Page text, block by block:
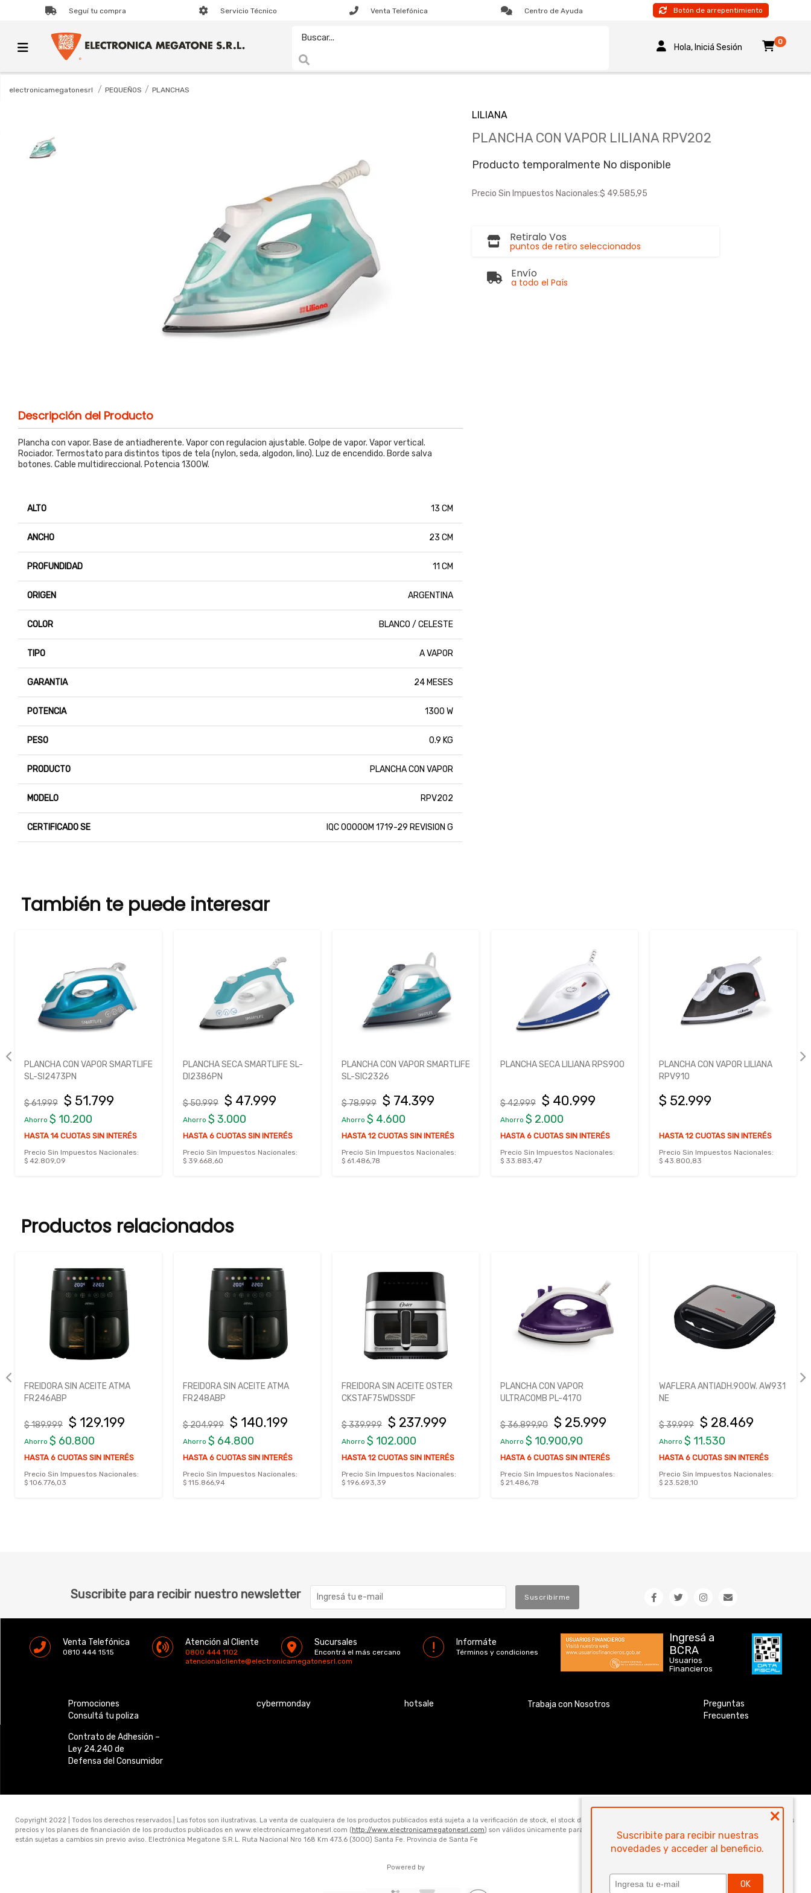
Seguí tu compra Servicio Técnico Venta Telefónica Centro de Ayuda Botón de arrepentimiento
Hola, Iniciá Sesión
0
electronicamegatonesrl PEQUEÑOS PLANCHAS
LILIANA
PLANCHA CON VAPOR LILIANA RPV202
Producto temporalmente No disponible
Precio Sin Impuestos Nacionales:$ 49.585,95
Retiralo Vos
puntos de retiro seleccionados
Envío
a todo el País
Descripción del Producto
Plancha con vapor. Base de antiadherente. Vapor con regulacion ajustable. Golpe de vapor. Vapor vertical.
Rociador. Termostato para distintos tipos de tela (nylon, seda, algodon, lino). Luz de encendido. Borde salva
botones. Cable multidireccional. Potencia 1300W.
ALTO 13 CM
ANCHO 23 CM
PROFUNDIDAD 11 CM
ORIGEN ARGENTINA
COLOR BLANCO / CELESTE
TIPO A VAPOR
GARANTIA 24 MESES
POTENCIA 1300 W
PESO 0.9 KG
PRODUCTO PLANCHA CON VAPOR
MODELO RPV202
CERTIFICADO SE IQC 00000M 1719-29 REVISION G
También te puede interesar
PLANCHA CON VAPOR SMARTLIFE
SL-SI2473PN
$ 61.999 $ 51.799
Ahorro $ 10.200
HASTA 14 CUOTAS SIN INTERÉS
Precio Sin Impuestos Nacionales:
$ 42.809,09
PLANCHA SECA SMARTLIFE SL-
DI2386PN
$ 50.999 $ 47.999
Ahorro $ 3.000
HASTA 6 CUOTAS SIN INTERÉS
Precio Sin Impuestos Nacionales:
$ 39.668,60
PLANCHA CON VAPOR SMARTLIFE
SL-SIC2326
$ 78.999 $ 74.399
Ahorro $ 4.600
HASTA 12 CUOTAS SIN INTERÉS
Precio Sin Impuestos Nacionales:
$ 61.486,78
PLANCHA SECA LILIANA RPS900
$ 42.999 $ 40.999
Ahorro $ 2.000
HASTA 6 CUOTAS SIN INTERÉS
Precio Sin Impuestos Nacionales:
$ 33.883,47
PLANCHA CON VAPOR LILIANA
RPV910
$ 52.999
HASTA 12 CUOTAS SIN INTERÉS
Precio Sin Impuestos Nacionales:
$ 43.800,83
Productos relacionados
FREIDORA SIN ACEITE ATMA
FR246ABP
$ 189.999 $ 129.199
Ahorro $ 60.800
HASTA 6 CUOTAS SIN INTERÉS
Precio Sin Impuestos Nacionales:
$ 106.776,03
FREIDORA SIN ACEITE ATMA
FR248ABP
$ 204.999 $ 140.199
Ahorro $ 64.800
HASTA 6 CUOTAS SIN INTERÉS
Precio Sin Impuestos Nacionales:
$ 115.866,94
FREIDORA SIN ACEITE OSTER
CKSTAF75WDSSDF
$ 339.999 $ 237.999
Ahorro $ 102.000
HASTA 12 CUOTAS SIN INTERÉS
Precio Sin Impuestos Nacionales:
$ 196.693,39
PLANCHA CON VAPOR
ULTRACOMB PL-4170
$ 36.899,90 $ 25.999
Ahorro $ 10.900,90
HASTA 6 CUOTAS SIN INTERÉS
Precio Sin Impuestos Nacionales:
$ 21.486,78
WAFLERA ANTIADH.900W. AW931
NE
$ 39.999 $ 28.469
Ahorro $ 11.530
HASTA 6 CUOTAS SIN INTERÉS
Precio Sin Impuestos Nacionales:
$ 23.528,10
Suscribite para recibir nuestro newsletter Suscribirme
Venta Telefónica
0810 444 1515
Atención al Cliente
0800 444 1102
atencionalcliente@electronicamegatonesrl.com
Sucursales
Encontrá el más cercano
Informáte
Términos y condiciones
Ingresá a
BCRA
Usuarios
Financieros
Promociones
Consultá tu poliza
Contrato de Adhesión –
Ley 24.240 de
Defensa del Consumidor
cybermonday hotsale Trabaja con Nosotros
Preguntas
Frecuentes
×
Suscribite para recibir nuestras
novedades y acceder al beneficio.
OK
Copyright 2022 | Todos los derechos reservados.| Las fotos son ilustrativas. La venta de cualquiera de los productos publicados está sujeta a la verificación de stock, el stock disponible para la venta web de cada código es de 5 unidades. Los
precios y los planes de financiación de los productos publicados en www.electronicamegatonesrl.com (http://www.electronicamegatonesrl.com) son válidos únicamente para la compra online. Las especificaciones técnicas y descripciones
están sujetas a cambios sin previo aviso. Electrónica Megatone S.R.L. Ruta Nacional Nro 168 Km 473.6 (3000) Santa Fe. Provincia de Santa Fe
Powered by